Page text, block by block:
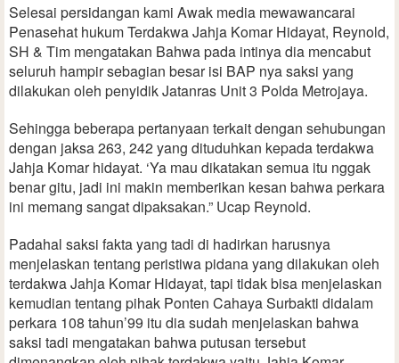
Selesai persidangan kami Awak media mewawancarai
Penasehat hukum Terdakwa Jahja Komar Hidayat, Reynold,
SH & Tim mengatakan Bahwa pada intinya dia mencabut
seluruh hampir sebagian besar isi BAP nya saksi yang
dilakukan oleh penyidik Jatanras Unit 3 Polda Metrojaya.
Sehingga beberapa pertanyaan terkait dengan sehubungan
dengan jaksa 263, 242 yang dituduhkan kepada terdakwa
Jahja Komar hidayat. ‘Ya mau dikatakan semua itu nggak
benar gitu, jadi ini makin memberikan kesan bahwa perkara
ini memang sangat dipaksakan.” Ucap Reynold.
Padahal saksi fakta yang tadi di hadirkan harusnya
menjelaskan tentang peristiwa pidana yang dilakukan oleh
terdakwa Jahja Komar Hidayat, tapi tidak bisa menjelaskan
kemudian tentang pihak Ponten Cahaya Surbakti didalam
perkara 108 tahun’99 itu dia sudah menjelaskan bahwa
saksi tadi mengatakan bahwa putusan tersebut